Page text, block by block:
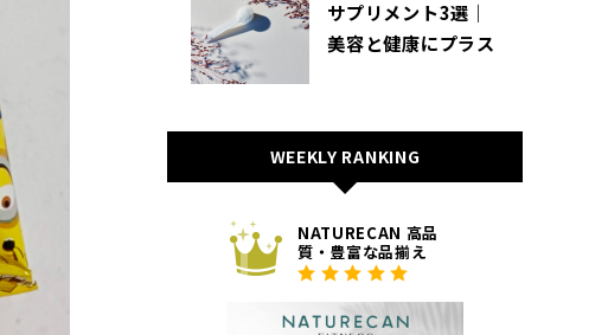
サプリメント3選｜
美容と健康にプラス
WEEKLY RANKING
NATURECAN 高品
質・豊富な品揃え